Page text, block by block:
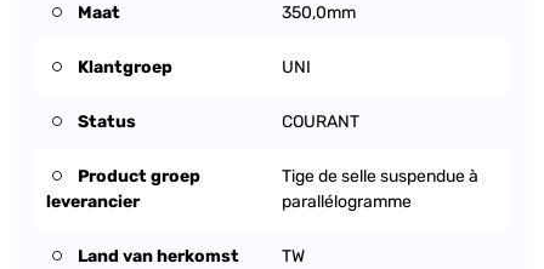
Maat 350,0mm
Klantgroep UNI
Status COURANT
Product groep
leverancier
Tige de selle suspendue à
parallélogramme
Land van herkomst TW